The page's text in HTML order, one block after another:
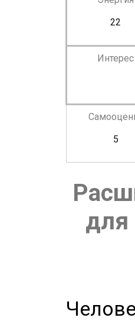
22
Интерес
5
для